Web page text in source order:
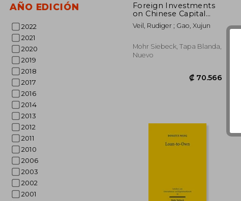
AÑO EDICIÓN
2022
2021
2020
2019
2018
2017
2016
2014
2013
2012
2011
2010
2006
2003
2002
2001
Foreign Investments
on Chinese Capital
Markets: Enforcement
Concepts from a
Comparative
Perspective (en
Veil, Rudiger ; Gao, Xujun
Mohr Siebeck, Tapa Blanda,
Nuevo